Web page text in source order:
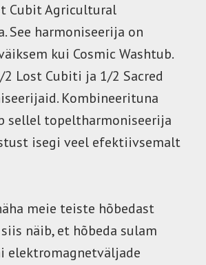
Cubit Agricultural
See harmoniseerija on
kui Cosmic Washtub.
2 Lost Cubiti ja 1/2 Sacred
Kombineerituna
sellel topeltharmoniseerija
isegi veel efektiivsemalt
meie teiste hõbedast
näib, et hõbeda sulam
elektromagnetväljade